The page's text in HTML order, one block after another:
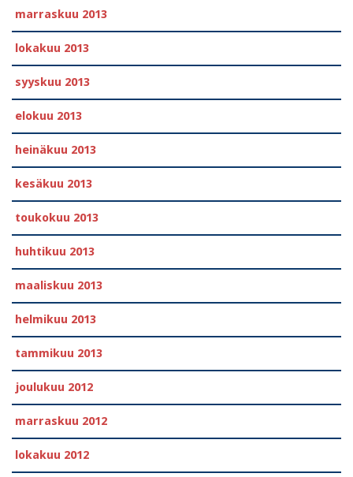
marraskuu 2013
lokakuu 2013
syyskuu 2013
elokuu 2013
heinäkuu 2013
kesäkuu 2013
toukokuu 2013
huhtikuu 2013
maaliskuu 2013
helmikuu 2013
tammikuu 2013
joulukuu 2012
marraskuu 2012
lokakuu 2012